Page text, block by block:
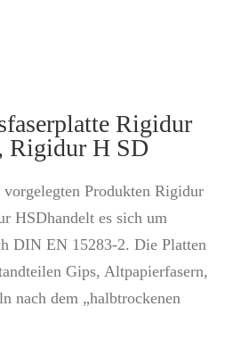
Rigidur
Rigidur H SD
Produkten Rigidur
HSDhandelt es sich um
DIN EN 15283-2. Die Platten
Gips, Altpapierfasern,
nach dem „halbtrockenen